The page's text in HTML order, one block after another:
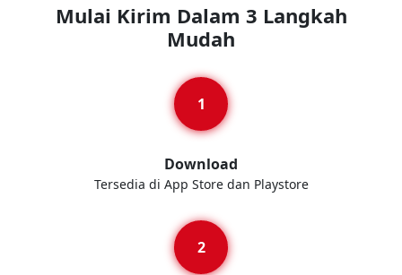
Mulai Kirim Dalam 3 Langkah
Mudah
Download
Tersedia di App Store dan Playstore